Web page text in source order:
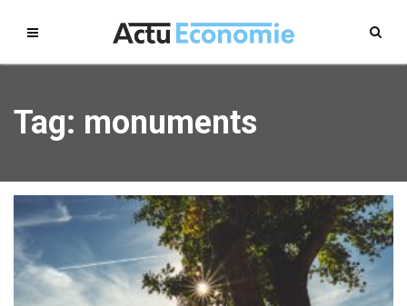
Tag: monuments